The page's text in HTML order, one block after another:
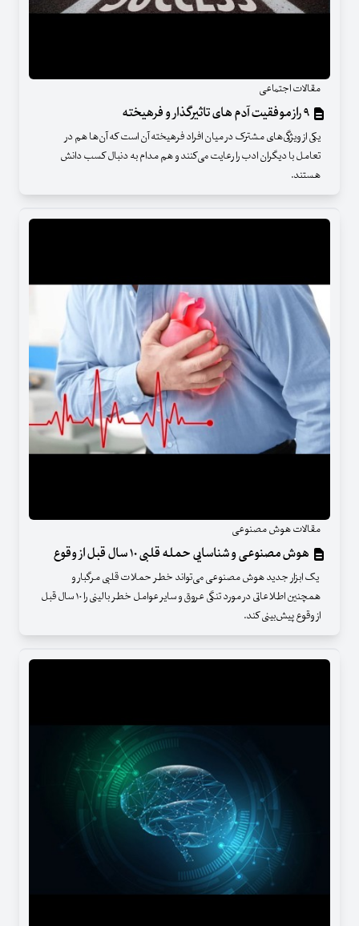
مقالات اجتماعی
یکی از ویژگی‌های مشترک در میان افراد فرهیخته آن است که آن‌ها هم در
تعامل با دیگران ادب را رعایت می‌کنند و هم مدام به دنبال کسب دانش
هستند.
مقالات هوش مصنوعی
هوش مصنوعی و شناسایی حمله قلبی ۱۰ سال قبل از وقوع
یک ابزار جدید هوش مصنوعی می‌تواند خطر حملات قلبی مرگبار و
همچنین اطلاعاتی در مورد تنگی عروق و سایر عوامل خطر بالینی را ۱۰ سال قبل
از وقوع پیش‌بینی کند.